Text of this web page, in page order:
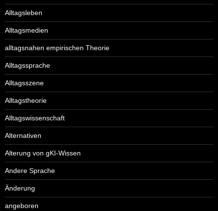
Alltagsleben
Alltagsmedien
alltagsnahen empirischen Theorie
Alltagssprache
Alltagsszene
Alltagstheorie
Alltagswissenschaft
Alternativen
Alterung von gKI-Wissen
Andere Sprache
Änderung
angeboren